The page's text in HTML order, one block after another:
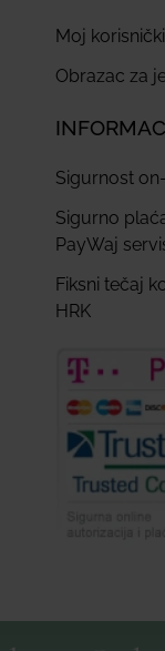
Moj
Obrazac za
Sigurnost
Sigurno
PayWaj
Fiksni tečaj
HRK